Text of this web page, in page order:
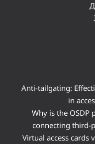
Anti-tailgating:
in
Why is the OSDP
connecting third-
Virtual access cards